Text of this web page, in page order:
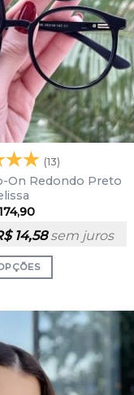
(13)
On Redondo Preto
14,58sem juros